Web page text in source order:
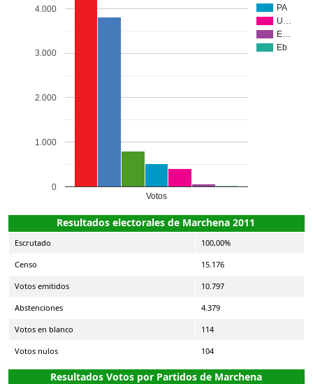
PA
U…
E…
Eb
Votos
0
1.000
2.000
3.000
4.000
Resultados electorales de Marchena 2011
Escrutado 100,00%
Censo 15.176
Votos emitidos 10.797
Abstenciones 4.379
Votos en blanco 114
Votos nulos 104
Resultados Votos por Partidos de Marchena